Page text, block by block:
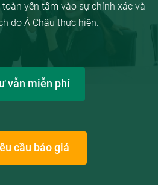
yên tâm vào sự chính xác và
do Á Châu thực hiện.
vẫn miễn phí
cầu báo giá